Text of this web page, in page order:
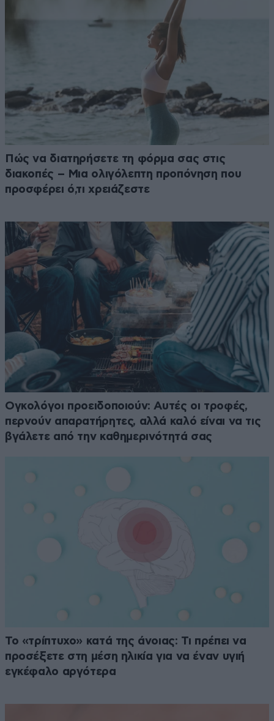
Πώς να διατηρήσετε τη φόρμα σας στις
διακοπές – Μια ολιγόλεπτη προπόνηση που
προσφέρει ό,τι χρειάζεστε
Ογκολόγοι προειδοποιούν: Αυτές οι τροφές,
περνούν απαρατήρητες, αλλά καλό είναι να τις
βγάλετε από την καθημερινότητά σας
Το «τρίπτυχο» κατά της άνοιας: Τι πρέπει να
προσέξετε στη μέση ηλικία για να έναν υγιή
εγκέφαλο αργότερα